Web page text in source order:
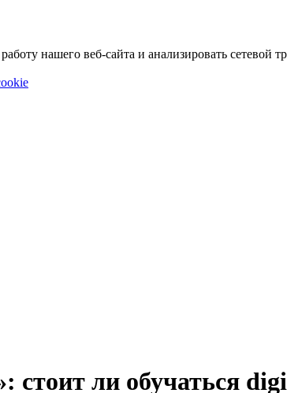
нашего веб-сайта и анализировать сетевой
ли обучаться